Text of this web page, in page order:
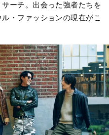
ーチ。出会った強者たちを
・ファッションの現在がこ